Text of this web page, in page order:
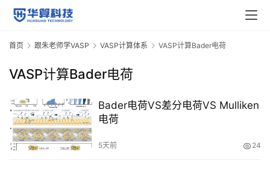
页
计
干
货
首页 跟朱老师学VASP VASP计算体系 VASP计算Bader电荷
VASP计算Bader电荷
Bader电荷VS差分电荷VS Mulliken
电荷
5天前 24